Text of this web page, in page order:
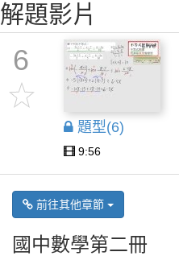
解題影片
6
題型(6)
9:56
前往其他章節
國中數學第二冊